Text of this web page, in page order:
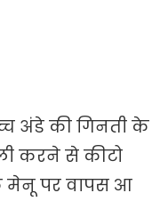
अंडे की गिनती के
करने से कीटो
मेनू पर वापस आ